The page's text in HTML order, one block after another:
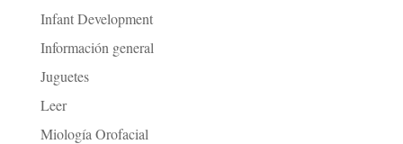
Infant Development
Información general
Juguetes
Leer
Miología Orofacial